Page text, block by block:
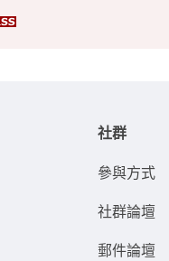
社群
參與方式
社群論壇
郵件論壇